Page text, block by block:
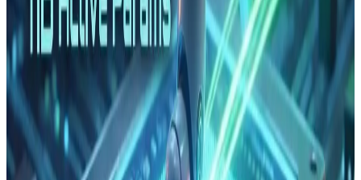
最热博客
1Dirichlet Distribution（狄利克雷分布）与Dirichlet
Process（狄利克雷过程）